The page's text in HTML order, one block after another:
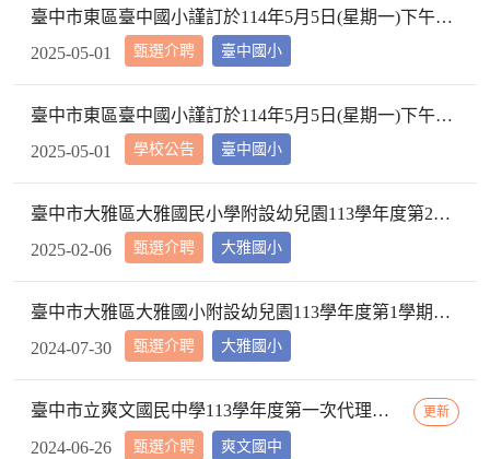
甄選介聘
臺中市東區臺中國小謹訂於114年5月5日(星期一)下午2時10分於本校校長室，召開教評會審查114學年度市內介聘調入本校教師資格
臺中國小
2025-05-01
學校公告
臺中市東區臺中國小謹訂於114年5月5日(星期一)下午2時10分於本校校長室，召開教評會審查114學年度市內介聘調入本校教師資格
臺中國小
2025-05-01
甄選介聘
臺中市大雅區大雅國民小學附設幼兒園113學年度第2學期【特教學生助理員】第1次甄選簡章公告
大雅國小
2025-02-06
甄選介聘
臺中市大雅區大雅國小附設幼兒園113學年度第1學期【代理教師】招考甄選錄取公告，已足額錄取，不續辦甄選作業。
大雅國小
2024-07-30
甄選介聘
臺中市立爽文國民中學113學年度第一次代理教師甄選簡章(一次公告分次招考) 更新
爽文國中
2024-06-26